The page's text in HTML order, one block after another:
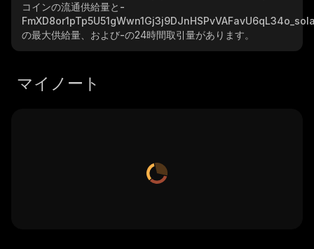
コインの流通供給量と -
の最大供給量、および-の24時間取引量があります。
マイノート